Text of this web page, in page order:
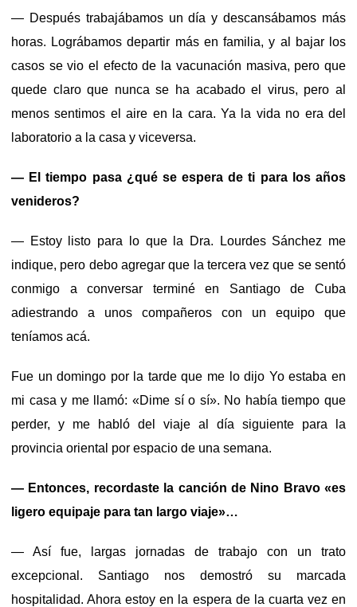
— Después trabajábamos un día y descansábamos más
horas. Lográbamos departir más en familia, y al bajar los
casos se vio el efecto de la vacunación masiva, pero que
quede claro que nunca se ha acabado el virus, pero al
menos sentimos el aire en la cara. Ya la vida no era del
laboratorio a la casa y viceversa.
— El tiempo pasa ¿qué se espera de ti para los años
venideros?
— Estoy listo para lo que la Dra. Lourdes Sánchez me
indique, pero debo agregar que la tercera vez que se sentó
conmigo a conversar terminé en Santiago de Cuba
adiestrando a unos compañeros con un equipo que
teníamos acá.
Fue un domingo por la tarde que me lo dijo Yo estaba en
mi casa y me llamó: «Dime sí o sí». No había tiempo que
perder, y me habló del viaje al día siguiente para la
provincia oriental por espacio de una semana.
— Entonces, recordaste la canción de Nino Bravo «es
ligero equipaje para tan largo viaje»…
— Así fue, largas jornadas de trabajo con un trato
excepcional. Santiago nos demostró su marcada
hospitalidad. Ahora estoy en la espera de la cuarta vez en